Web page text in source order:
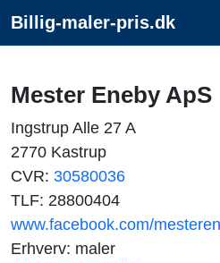
Billig-maler-pris.dk
Mester Eneby ApS
Ingstrup Alle 27 A
2770 Kastrup
CVR: 30580036
TLF: 28800404
www.facebook.com/
Erhverv: maler